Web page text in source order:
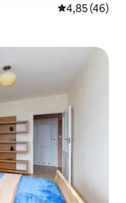
4,85 (46)